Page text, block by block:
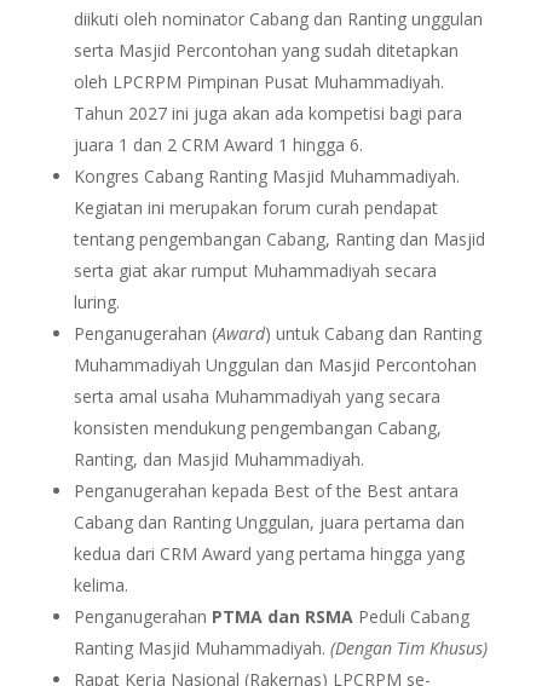
diikuti oleh nominator Cabang dan Ranting unggulan
serta Masjid Percontohan yang sudah ditetapkan
oleh LPCRPM Pimpinan Pusat Muhammadiyah.
Tahun 2027 ini juga akan ada kompetisi bagi para
juara 1 dan 2 CRM Award 1 hingga 6.
Kongres Cabang Ranting Masjid Muhammadiyah.
Kegiatan ini merupakan forum curah pendapat
tentang pengembangan Cabang, Ranting dan Masjid
serta giat akar rumput Muhammadiyah secara
luring.
Penganugerahan (Award) untuk Cabang dan Ranting
Muhammadiyah Unggulan dan Masjid Percontohan
serta amal usaha Muhammadiyah yang secara
konsisten mendukung pengembangan Cabang,
Ranting, dan Masjid Muhammadiyah.
Penganugerahan kepada Best of the Best antara
Cabang dan Ranting Unggulan, juara pertama dan
kedua dari CRM Award yang pertama hingga yang
kelima.
Penganugerahan PTMA dan RSMA Peduli Cabang
Ranting Masjid Muhammadiyah. (Dengan Tim Khusus)
Rapat Kerja Nasional (Rakernas) LPCRPM se-